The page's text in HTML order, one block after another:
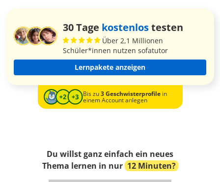
30 Tage kostenlostesten
Über 2,1 Millionen
Schüler*innen nutzen sofatutor
Lernpakete anzeigen
Bis zu3 Geschwisterprofilein
einem Account anlegen
Du willst ganz einfach ein neues
Thema lernen in nur 12 Minuten?